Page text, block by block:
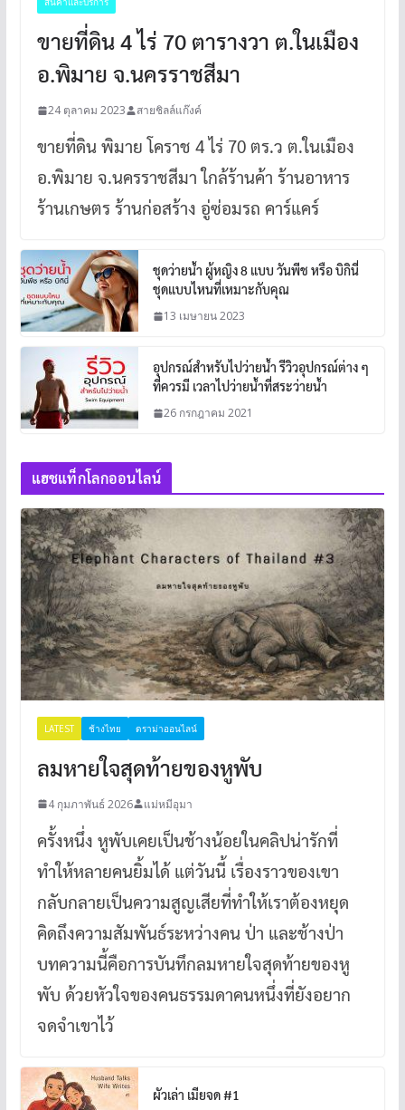
ขายที่ดิน 4 ไร่ 70 ตารางวา ต.ในเมือง
อ.พิมาย จ.นครราชสีมา
24 ตุลาคม 2023 สายชิลล์แก๊งค์
ขายที่ดิน พิมาย โคราช 4 ไร่ 70 ตร.ว ต.ในเมือง
อ.พิมาย จ.นครราชสีมา ใกล้ร้านค้า ร้านอาหาร
ร้านเกษตร ร้านก่อสร้าง อู่ซ่อมรถ คาร์แคร์
ชุดว่ายน้ำ ผู้หญิง 8 แบบ วันพีช หรือ บิกินี่
ชุดแบบไหนที่เหมาะกับคุณ
13 เมษายน 2023
อุปกรณ์สำหรับไปว่ายน้ำ รีวิวอุปกรณ์ต่าง ๆ
ที่ควรมี เวลาไปว่ายน้ำที่สระว่ายน้ำ
26 กรกฎาคม 2021
แฮชแท็กโลกออนไลน์
LATEST ช้างไทย ดราม่าออนไลน์
ลมหายใจสุดท้ายของหูพับ
4 กุมภาพันธ์ 2026 แม่หมีอุมา
ครั้งหนึ่ง หูพับเคยเป็นช้างน้อยในคลิปน่ารักที่
ทำให้หลายคนยิ้มได้ แต่วันนี้ เรื่องราวของเขา
กลับกลายเป็นความสูญเสียที่ทำให้เราต้องหยุด
คิดถึงความสัมพันธ์ระหว่างคน ป่า และช้างป่า
บทความนี้คือการบันทึกลมหายใจสุดท้ายของหู
พับ ด้วยหัวใจของคนธรรมดาคนหนึ่งที่ยังอยาก
จดจำเขาไว้
ผัวเล่า เมียจด #1